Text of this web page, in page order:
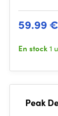
59.99 €
En stock1
Peak